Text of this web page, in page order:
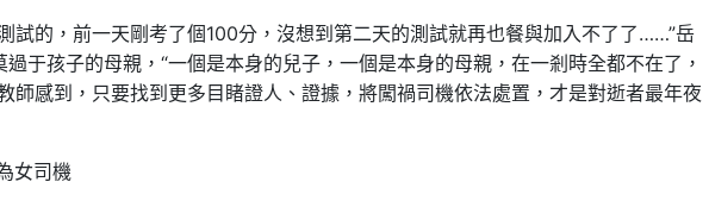
試的，前一天剛考了個100分，沒想到第二天的測試就再也餐與加入不了了……”岳
于孩子的母親，“一個是本身的兒子，一個是本身的母親，在一剎時全都不在了，
師感到，只要找到更多目睹證人、證據，將闖禍司機依法處置，才是對逝者最年夜
女司機